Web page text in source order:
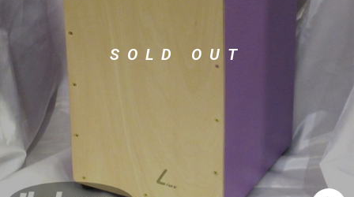
キーボード 電子ピアノ
エフェクター
SOLD OUT